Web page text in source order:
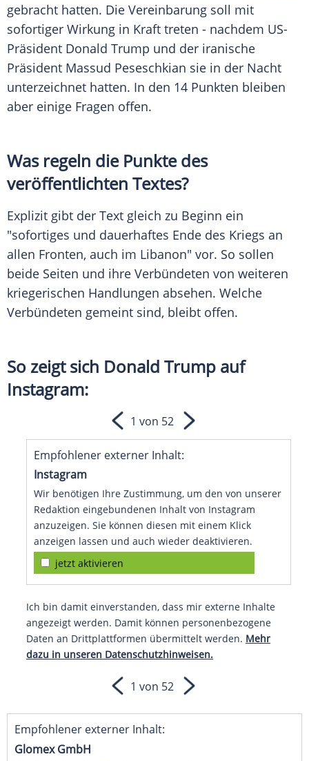
gebracht hatten. Die Vereinbarung soll mit
sofortiger Wirkung in Kraft treten - nachdem US-
Präsident Donald Trump und der iranische
Präsident Massud Peseschkian sie in der Nacht
unterzeichnet hatten. In den 14 Punkten bleiben
aber einige Fragen offen.
Was regeln die Punkte des
veröffentlichten Textes?
Explizit gibt der Text gleich zu Beginn ein
"sofortiges und dauerhaftes Ende des Kriegs an
allen Fronten, auch im Libanon" vor. So sollen
beide Seiten und ihre Verbündeten von weiteren
kriegerischen Handlungen absehen. Welche
Verbündeten gemeint sind, bleibt offen.
So zeigt sich Donald Trump auf
Instagram:
Empfohlener externer Inhalt:
Instagram
Wir benötigen Ihre Zustimmung, um den von unserer
Redaktion eingebundenen Inhalt von Instagram
anzuzeigen. Sie können diesen mit einem Klick
anzeigen lassen und auch wieder deaktivieren.
jetzt aktivieren
Ich bin damit einverstanden, dass mir externe Inhalte
angezeigt werden. Damit können personenbezogene
Daten an Drittplattformen übermittelt werden. Mehr
dazu in unseren Datenschutzhinweisen.
1 von 52
1 von 52
Empfohlener externer Inhalt:
Glomex GmbH